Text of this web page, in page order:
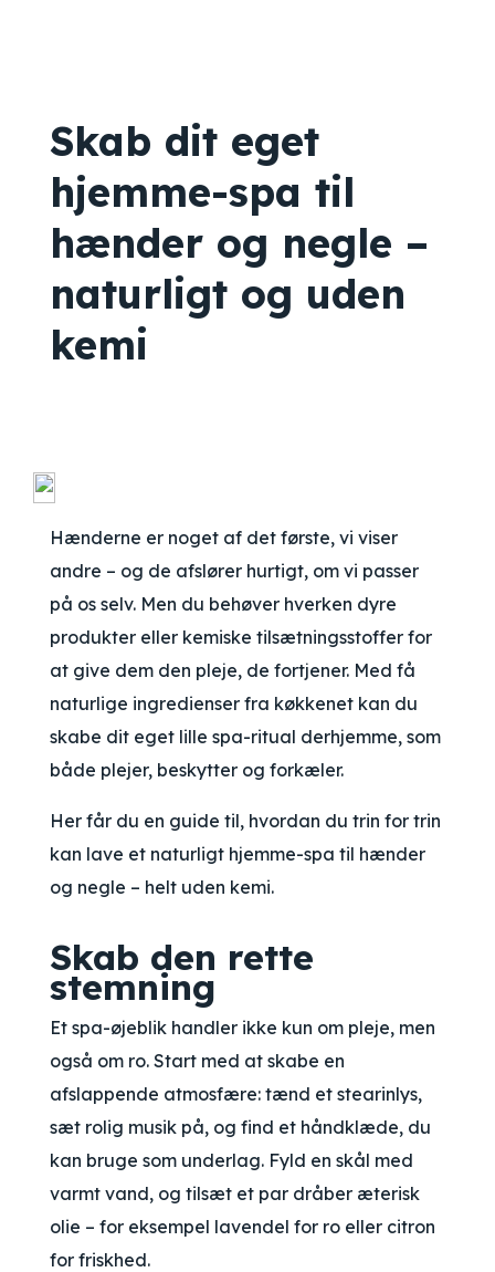
Skab dit eget
hjemme-spa til
hænder og negle –
naturligt og uden
kemi
Hænderne er noget af det første, vi viser
andre – og de afslører hurtigt, om vi passer
på os selv. Men du behøver hverken dyre
produkter eller kemiske tilsætningsstoffer for
at give dem den pleje, de fortjener. Med få
naturlige ingredienser fra køkkenet kan du
skabe dit eget lille spa-ritual derhjemme, som
både plejer, beskytter og forkæler.
Her får du en guide til, hvordan du trin for trin
kan lave et naturligt hjemme-spa til hænder
og negle – helt uden kemi.
Skab den rette
stemning
Et spa-øjeblik handler ikke kun om pleje, men
også om ro. Start med at skabe en
afslappende atmosfære: tænd et stearinlys,
sæt rolig musik på, og find et håndklæde, du
kan bruge som underlag. Fyld en skål med
varmt vand, og tilsæt et par dråber æterisk
olie – for eksempel lavendel for ro eller citron
for friskhed.